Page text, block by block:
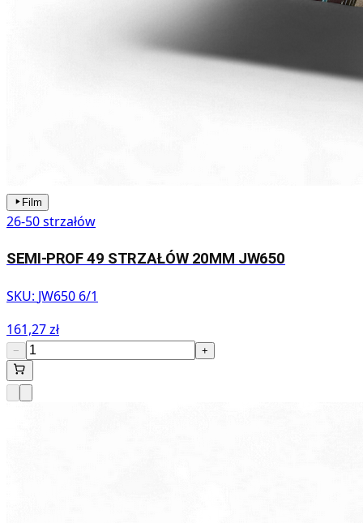
Film
26-50 strzałów
SEMI-PROF 49 STRZAŁÓW 20MM JW650
SKU: JW650 6/1
161,27 zł
− +